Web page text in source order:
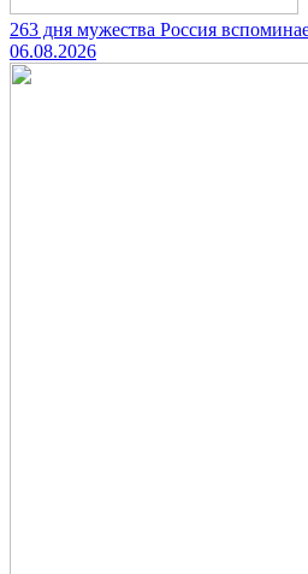
263 дня мужества Россия
06.08.2026